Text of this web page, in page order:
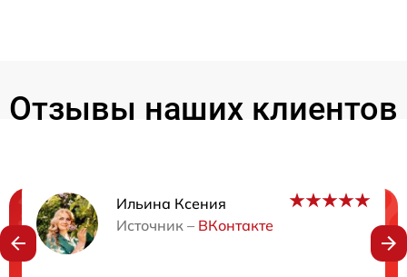
Отзывы наших клиентов
Ильина Ксения
Источник – ВКонтакте
Нужна консультация?